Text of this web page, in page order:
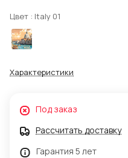
Цвет : Italy 01
Характеристики
Под заказ
Рассчитать доставку
Гарантия 5 лет